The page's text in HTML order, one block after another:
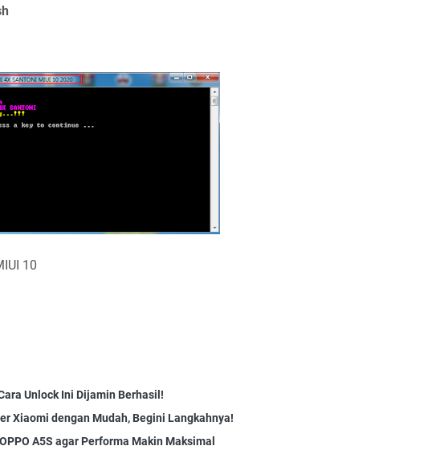
10
Unlock Ini Dijamin Berhasil!
Xiaomi dengan Mudah, Begini Langkahnya!
A5S agar Performa Makin Maksimal